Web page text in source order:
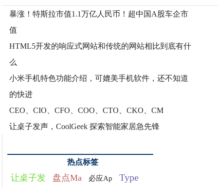
暴涨！特斯拉市值1.1万亿人民币！超中国A股车企市
值
HTML5开发的响应式网站和传统的网站相比到底有什
么
小米手机特色功能介绍，可媲美手机软件，还不知道
的快进
CEO、CIO、CFO、COO、CTO、CKO、CM
让桌子发声，CoolGeek 探索智能家居急先锋
热点标签
让桌子发 盘点Ma 必应Ap Type